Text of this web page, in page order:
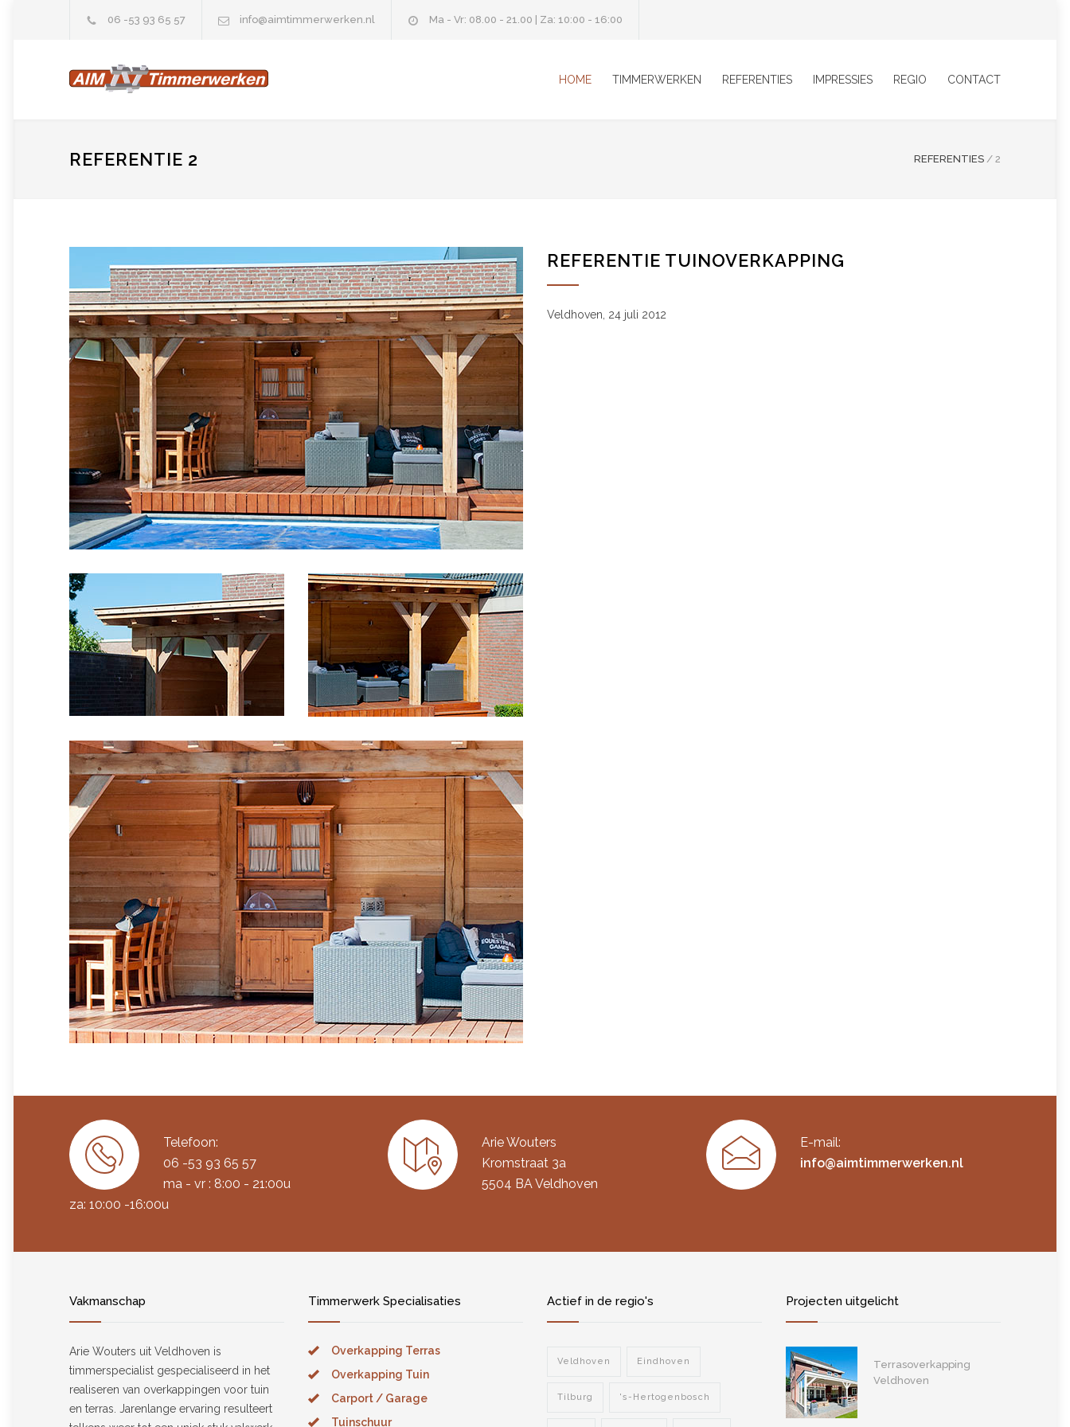
06 -53 93 65 57 info@aimtimmerwerken.nl Ma - Vr: 08.00 - 21.00 | Za: 10:00 - 16:00
HOME TIMMERWERKEN REFERENTIES IMPRESSIES REGIO CONTACT
REFERENTIE 2 REFERENTIES / 2
REFERENTIE TUINOVERKAPPING
Veldhoven, 24 juli 2012
Telefoon:
06 -53 93 65 57
ma - vr : 8:00 - 21:00u
za: 10:00 -16:00u
Arie Wouters
Kromstraat 3a
5504 BA Veldhoven
E-mail:
info@aimtimmerwerken.nl
Vakmanschap
Arie Wouters uit Veldhoven is
timmerspecialist gespecialiseerd in het
realiseren van overkappingen voor tuin
en terras. Jarenlange ervaring resulteert
Timmerwerk Specialisaties
Overkapping Terras
Overkapping Tuin
Carport / Garage
Tuinschuur
Actief in de regio's
Veldhoven Eindhoven
Tilburg 's-Hertogenbosch
Projecten uitgelicht
Terrasoverkapping
Veldhoven